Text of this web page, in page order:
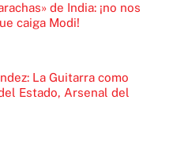
de India: ¡no nos
caiga Modi!
La Guitarra como
Estado, Arsenal del